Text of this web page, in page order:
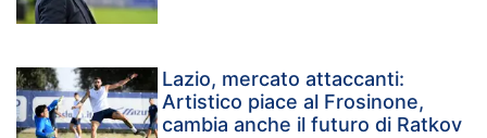
Lazio, mercato attaccanti:
Artistico piace al Frosinone,
cambia anche il futuro di Ratkov